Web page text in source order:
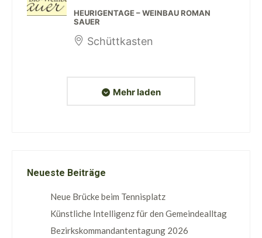
HEURIGENTAGE – WEINBAU ROMAN
SAUER
Schüttkasten
Mehr laden
Neueste Beiträge
Neue Brücke beim Tennisplatz
Künstliche Intelligenz für den Gemeindealltag
Bezirkskommandantentagung 2026